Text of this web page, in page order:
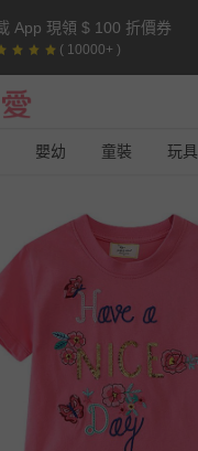
App 現領 $ 100 折價券
( 10000+ )
嬰幼 童裝 玩具